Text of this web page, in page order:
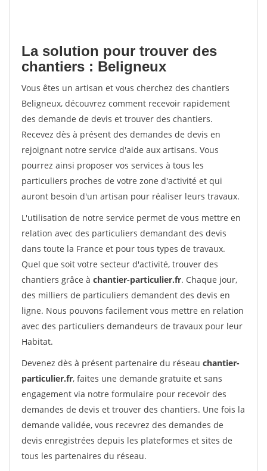
La solution pour trouver des
chantiers : Beligneux
Vous êtes un artisan et vous cherchez des chantiers
Beligneux, découvrez comment recevoir rapidement
des demande de devis et trouver des chantiers.
Recevez dès à présent des demandes de devis en
rejoignant notre service d'aide aux artisans. Vous
pourrez ainsi proposer vos services à tous les
particuliers proches de votre zone d'activité et qui
auront besoin d'un artisan pour réaliser leurs travaux.
L'utilisation de notre service permet de vous mettre en
relation avec des particuliers demandant des devis
dans toute la France et pour tous types de travaux.
Quel que soit votre secteur d'activité, trouver des
chantiers grâce à chantier-particulier.fr. Chaque jour,
des milliers de particuliers demandent des devis en
ligne. Nous pouvons facilement vous mettre en relation
avec des particuliers demandeurs de travaux pour leur
Habitat.
Devenez dès à présent partenaire du réseau chantier-
particulier.fr, faites une demande gratuite et sans
engagement via notre formulaire pour recevoir des
demandes de devis et trouver des chantiers. Une fois la
demande validée, vous recevrez des demandes de
devis enregistrées depuis les plateformes et sites de
tous les partenaires du réseau.